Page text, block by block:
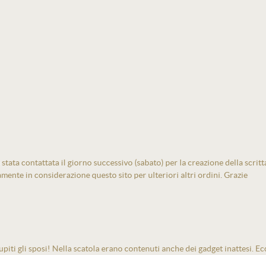
contattata il giorno successivo (sabato) per la creazione della
in considerazione questo sito per ulteriori altri ordini. Grazie
gli sposi! Nella scatola erano contenuti anche dei gadget inattesi.